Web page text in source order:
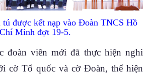
tú được kết nạp vào Đoàn TNCS Hồ
Chí Minh đợt 19-5.
đoàn viên mới đã thực hiện nghi
cờ Tổ quốc và cờ Đoàn, thể hiện